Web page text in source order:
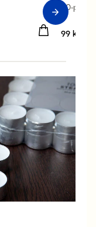
50-pack
Pris
99 kr